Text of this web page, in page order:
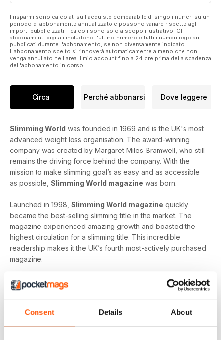
Consent Details About
I risparmi sono calcolati sull'acquisto comparabile di singoli numeri su un
periodo di abbonamento annualizzato e possono variare rispetto agli
importi pubblicizzati. I calcoli sono solo a scopo illustrativo. Gli
abbonamenti digitali includono l'ultimo numero e tutti i numeri regolari
pubblicati durante l'abbonamento, se non diversamente indicato.
L'abbonamento scelto si rinnoverà automaticamente a meno che non
venga annullato nell'area Il mio account fino a 24 ore prima della scadenza
dell'abbonamento in corso.
Circa Perché abbonarsi Dove leggere
Slimming World was founded in 1969 and is the UK's most
advanced weight loss organisation. The award-winning
company was created by Margaret Miles-Bramwell, who still
remains the driving force behind the company. With the
mission to make slimming goal’s as easy and as accessible
as possible, Slimming World magazine was born.
Launched in 1998, Slimming World magazine quickly
became the best-selling slimming title in the market. The
magazine experienced amazing growth and boasted the
highest circulation for a slimming title. This incredible
readership makes it the UK’s fourth most-actively purchased
magazine.
Slimming World magazine
is published seven times a
year and is produced in-house at the headquarters of
provide an additional layer of support and motivation not
only to the organisation’s group members but also, to